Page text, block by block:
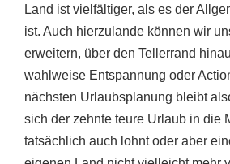
Land ist vielfältiger, als es der
ist. Auch hierzulande können wir
erweitern, über den Tellerrand
wahlweise Entspannung oder
nächsten Urlaubsplanung bleibt
sich der zehnte teure Urlaub in die
tatsächlich auch lohnt oder aber